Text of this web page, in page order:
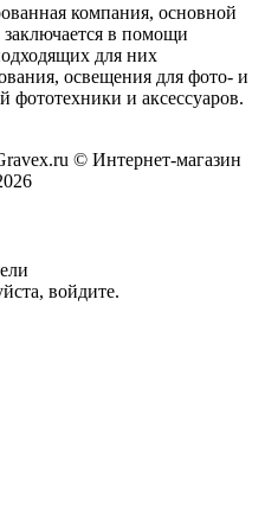
компания, основной
в помощи
для них
освещения для фото- и
фототехники и аксессуаров.
© Интернет-магазин
войдите.